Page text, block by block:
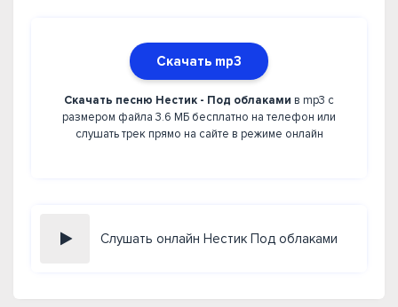
Скачать mp3
Скачать песню Нестик - Под облаками в mp3 с
размером файла 3.6 МБ бесплатно на телефон или
слушать трек прямо на сайте в режиме онлайн
Слушать онлайн Нестик Под облаками